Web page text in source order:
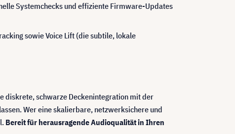
Systemchecks und effiziente Firmware-Updates
sowie Voice Lift (die subtile, lokale
diskrete, schwarze Deckenintegration mit der
Wer eine skalierbare, netzwerksichere und
Bereit für herausragende Audioqualität in Ihren